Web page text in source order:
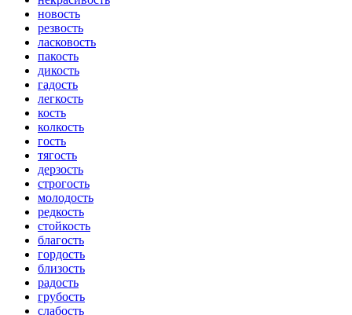
новость
резвость
ласковость
пакость
дикость
гадость
легкость
кость
колкость
гость
тягость
дерзость
строгость
молодость
редкость
стойкость
благость
гордость
близость
радость
грубость
слабость